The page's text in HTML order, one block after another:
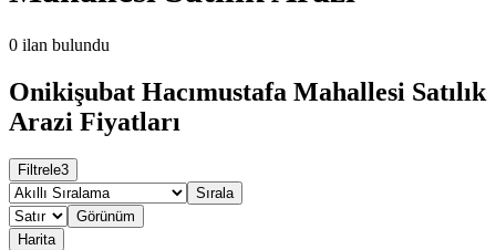
0 ilan bulundu
Onikişubat Hacımustafa Mahallesi Satılık
Arazi Fiyatları
Filtrele3
Sırala
Görünüm
Harita